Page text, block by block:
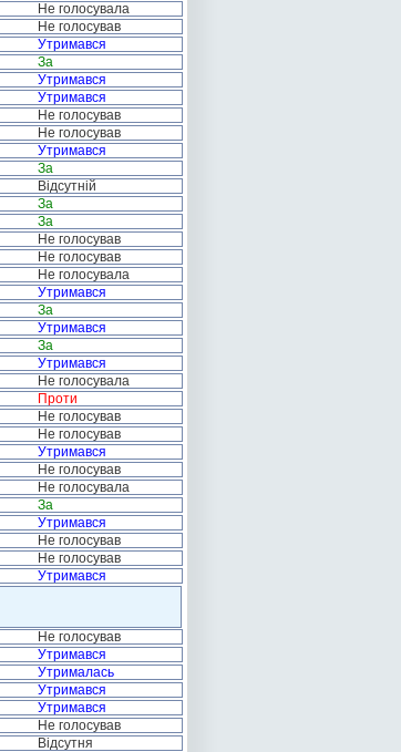
Не голосувала
Не голосував
Утримався
За
Утримався
Утримався
Не голосував
Не голосував
Утримався
За
Відсутній
За
За
Не голосував
Не голосував
Не голосувала
Утримався
За
Утримався
За
Утримався
Не голосувала
Проти
Не голосував
Не голосував
Утримався
Не голосував
Не голосувала
За
Утримався
Не голосував
Не голосував
Утримався
Не голосував
Утримався
Утрималась
Утримався
Утримався
Не голосував
Відсутня